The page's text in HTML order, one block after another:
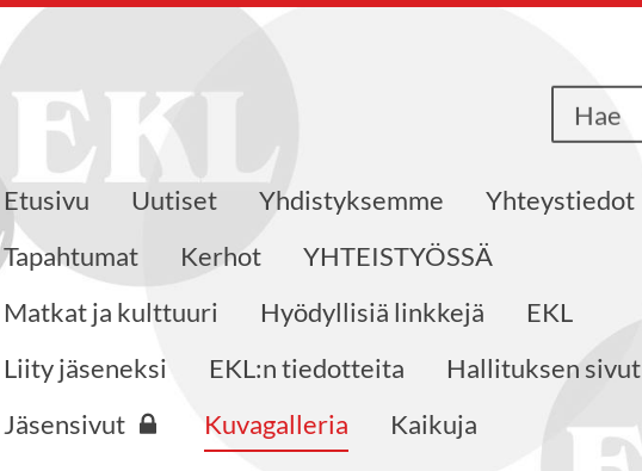
ry
Etusivu Uutiset Yhdistyksemme
Yhteystiedot
Tapahtumat
Kerhot
YHTEISTYÖSSÄ
Matkat ja kulttuuri
Hyödyllisiä linkkejä
EKL
Liity jäseneksi
EKL:n tiedotteita
Hallituksen sivut
Jäsensivut
Kuvagalleria Kaikuja